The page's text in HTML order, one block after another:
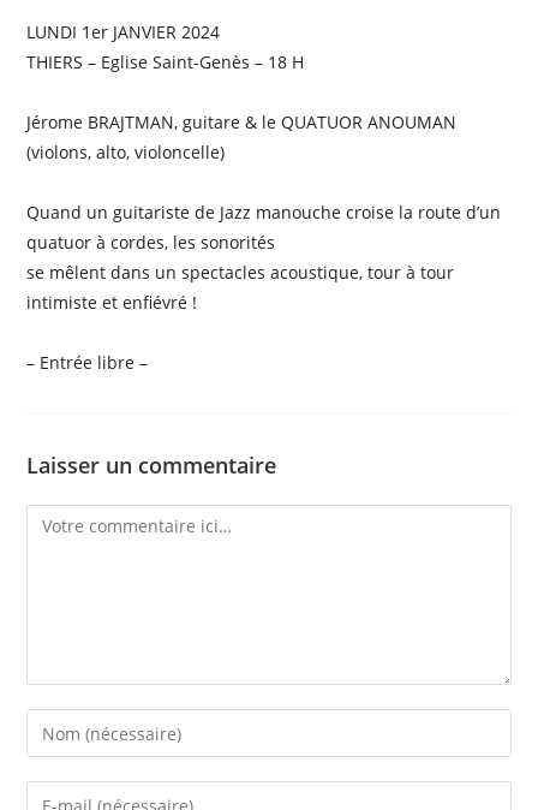
LUNDI 1er JANVIER 2024
THIERS – Eglise Saint-Genès – 18 H
Jérome BRAJTMAN, guitare & le QUATUOR ANOUMAN
(violons, alto, violoncelle)
Quand un guitariste de Jazz manouche croise la route d’un
quatuor à cordes, les sonorités
se mêlent dans un spectacles acoustique, tour à tour
intimiste et enfiévré !
– Entrée libre –
Laisser un commentaire